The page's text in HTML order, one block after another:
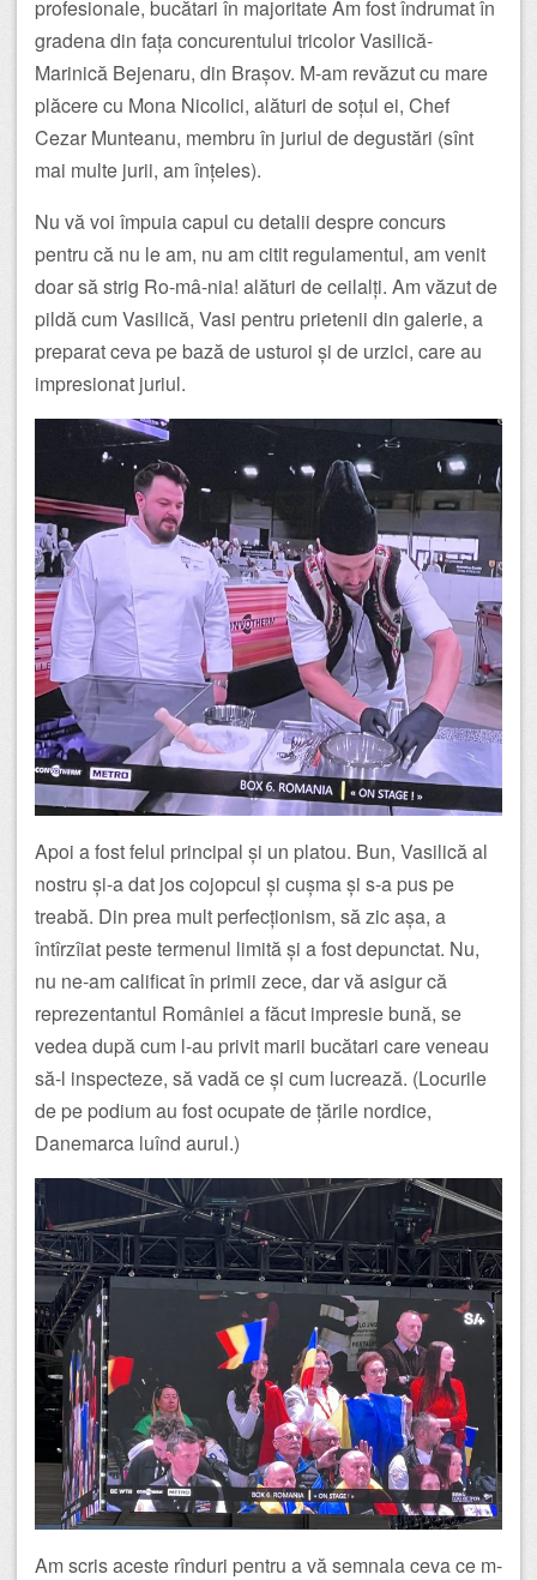
profesionale, bucătari în majoritate Am fost îndrumat în
gradena din fața concurentului tricolor Vasilică-
Marinică Bejenaru, din Brașov. M-am revăzut cu mare
plăcere cu Mona Nicolici, alături de soțul ei, Chef
Cezar Munteanu, membru în juriul de degustări (sînt
mai multe jurii, am înțeles).
Nu vă voi împuia capul cu detalii despre concurs
pentru că nu le am, nu am citit regulamentul, am venit
doar să strig Ro-mâ-nia! alături de ceilalți. Am văzut de
pildă cum Vasilică, Vasi pentru prietenii din galerie, a
preparat ceva pe bază de usturoi și de urzici, care au
impresionat juriul.
Apoi a fost felul principal și un platou. Bun, Vasilică al
nostru și-a dat jos cojopcul și cușma și s-a pus pe
treabă. Din prea mult perfecționism, să zic așa, a
întîrzîiat peste termenul limită și a fost depunctat. Nu,
nu ne-am calificat în primii zece, dar vă asigur că
reprezentantul României a făcut impresie bună, se
vedea după cum l-au privit marii bucătari care veneau
să-l inspecteze, să vadă ce și cum lucrează. (Locurile
de pe podium au fost ocupate de țările nordice,
Danemarca luînd aurul.)
Am scris aceste rînduri pentru a vă semnala ceva ce m-